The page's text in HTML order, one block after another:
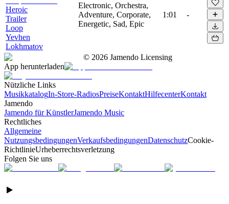
Heroic
Trailer
Loop
Yevhen
Lokhmatov
Electronic, Orchestra,
Adventure, Corporate,
Energetic, Sad, Epic
1:01 -
© 2026 Jamendo Licensing
App herunterladen
Nützliche Links
MusikkatalogIn-Store-RadiosPreiseKontaktHilfecenterKontakt
Jamendo
Jamendo für KünstlerJamendo Music
Rechtliches
Allgemeine
NutzungsbedingungenVerkaufsbedingungenDatenschutzCookie-
RichtlinieUrheberrechtsverletzung
Folgen Sie uns